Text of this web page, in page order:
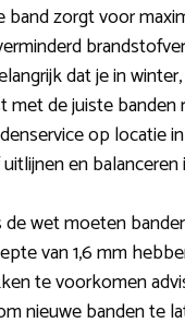
band zorgt voor
dat je in
met de juiste banden
op locatie
en balanceren
wet moeten
van 1,6 mm
te voorkomen
nieuwe banden te